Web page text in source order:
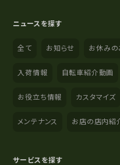
ニュースを探す
全て お知らせ お休みの
入荷情報 自転車紹介動画
お役立ち情報 カスタマイズ
メンテナンス お店の店内紹
サービスを探す